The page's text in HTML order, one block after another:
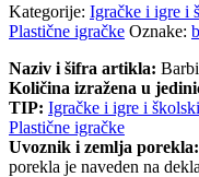
Kategorije: Igračke i igre i
Plastične igračke Oznake:
Naziv i šifra artikla:
Količina izražena u
TIP: Igračke i igre i
Plastične igračke
Uvoznik i zemlja porekla:
porekla je naveden na